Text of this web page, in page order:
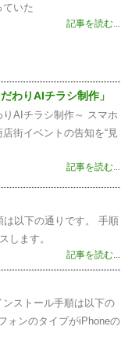
いた
記事を読む...
わりAIチラシ制作」
AIチラシ制作～ スマホ
街イベントの告知を“見
記事を読む...
は以下の通りです。 手順
します。
記事を読む...
ストール手順は以下の
ォンのタイプがiPhoneの